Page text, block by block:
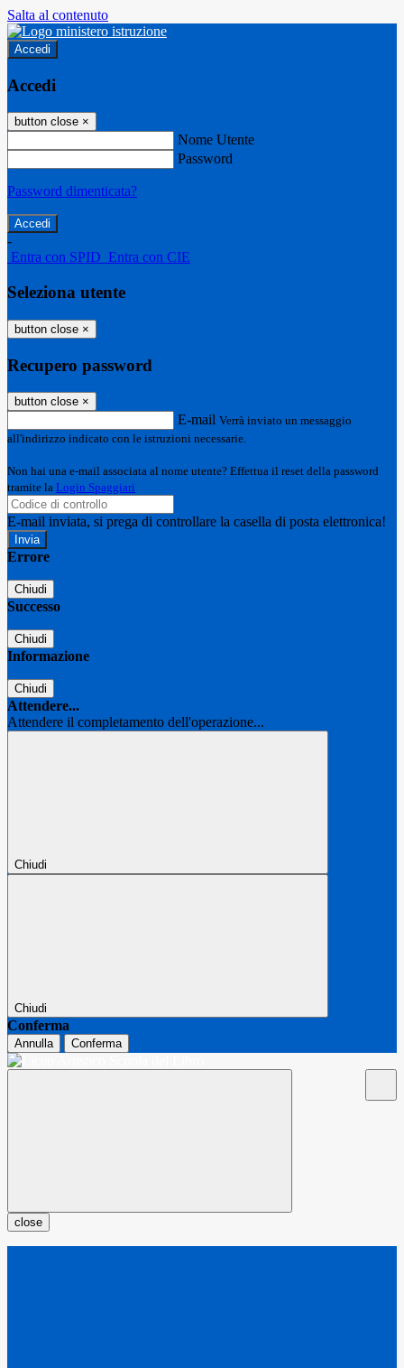
Salta al contenuto
Accedi
Accedi
button close ×
Nome Utente
Password
Password dimenticata?
-
Entra con SPID Entra con CIE
Seleziona utente
button close ×
Recupero password
button close ×
E-mail Verrà inviato un messaggio
all'indirizzo indicato con le istruzioni necessarie.
Non hai una e-mail associata al nome utente? Effettua il reset della password
tramite la Login Spaggiari
E-mail inviata, si prega di controllare la casella di posta elettronica!
Errore
Chiudi
Successo
Chiudi
Informazione
Chiudi
Attendere...
Attendere il completamento dell'operazione...
Chiudi
Chiudi
Conferma
Annulla Conferma
close